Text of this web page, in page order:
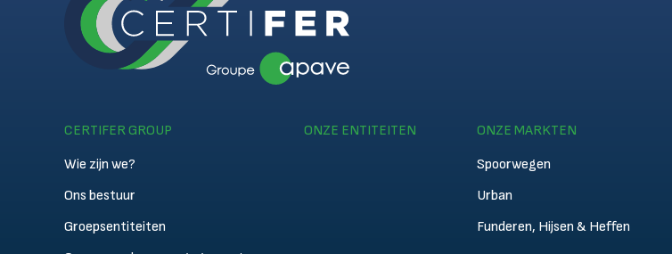
CERTIFER GROUP
Wie zijn we?
Ons bestuur
Groepsentiteiten
ONZE ENTITEITEN
ONZE MARKTEN
Spoorwegen
Urban
Funderen, Hijsen & Heffen